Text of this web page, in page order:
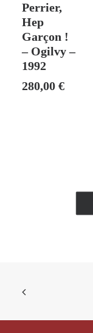
Perrier,
Hep
Garçon !
– Ogilvy –
1992
280,00 €